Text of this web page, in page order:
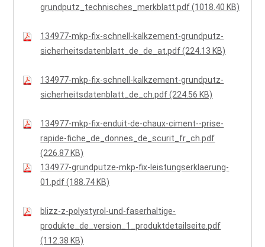
grundputz_technisches_merkblatt.pdf (1018.40 KB)
134977-mkp-fix-schnell-kalkzement-grundputz-
sicherheitsdatenblatt_de_de_at.pdf (224.13 KB)
134977-mkp-fix-schnell-kalkzement-grundputz-
sicherheitsdatenblatt_de_ch.pdf (224.56 KB)
134977-mkp-fix-enduit-de-chaux-ciment--prise-
rapide-fiche_de_donnes_de_scurit_fr_ch.pdf
(226.87 KB)
134977-grundputze-mkp-fix-leistungserklaerung-
01.pdf (188.74 KB)
blizz-z-polystyrol-und-faserhaltige-
produkte_de_version_1_produktdetailseite.pdf
(112.38 KB)